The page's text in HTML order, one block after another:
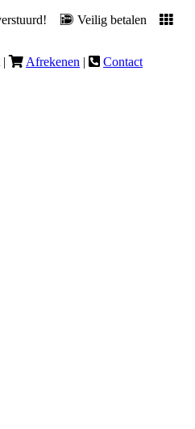
Veilig betalen
| Afrekenen | Contact